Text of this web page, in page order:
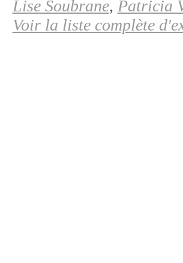
Lise Soubrane, Patricia
Voir la liste complète